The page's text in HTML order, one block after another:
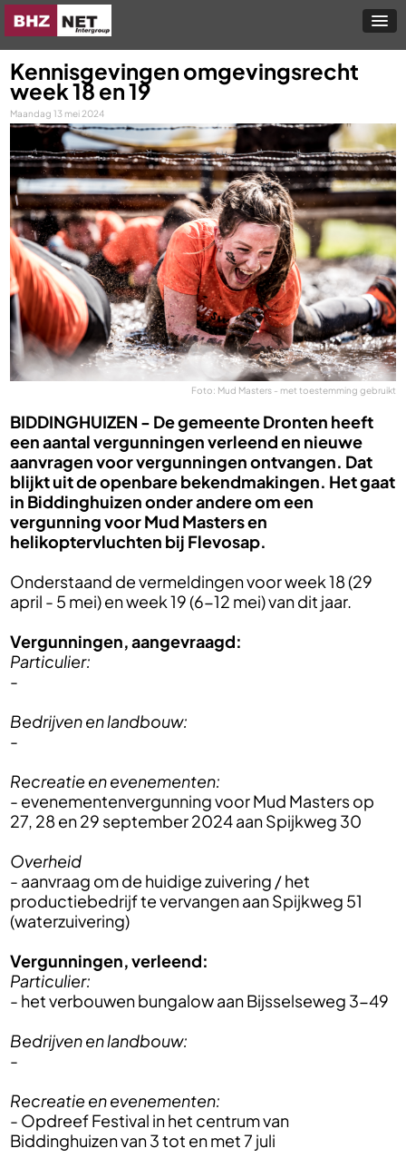
Kennisgevingen omgevingsrecht
week 18 en 19
Maandag 13 mei 2024
Foto: Mud Masters - met toestemming gebruikt
BIDDINGHUIZEN - De gemeente Dronten heeft
een aantal vergunningen verleend en nieuwe
aanvragen voor vergunningen ontvangen. Dat
blijkt uit de openbare bekendmakingen. Het gaat
in Biddinghuizen onder andere om een
vergunning voor Mud Masters en
helikoptervluchten bij Flevosap.
Onderstaand de vermeldingen voor week 18 (29
april - 5 mei) en week 19 (6-12 mei) van dit jaar.
Vergunningen, aangevraagd:
Particulier:
-
Bedrijven en landbouw:
-
Recreatie en evenementen:
- evenementenvergunning voor Mud Masters op
27, 28 en 29 september 2024 aan Spijkweg 30
Overheid
- aanvraag om de huidige zuivering / het
productiebedrijf te vervangen aan Spijkweg 51
(waterzuivering)
Vergunningen, verleend:
Particulier:
- het verbouwen bungalow aan Bijsselseweg 3-49
Bedrijven en landbouw:
-
Recreatie en evenementen:
- Opdreef Festival in het centrum van
Biddinghuizen van 3 tot en met 7 juli